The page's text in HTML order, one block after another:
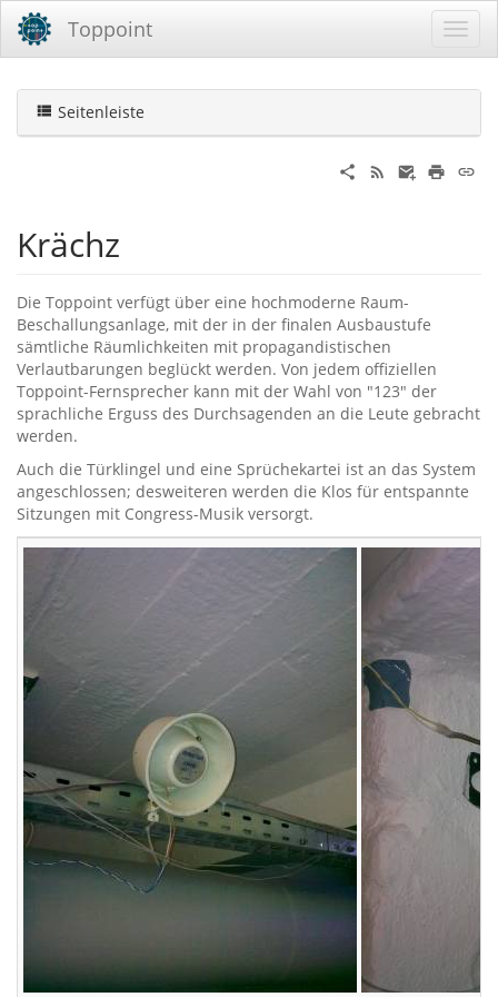
Toppoint
Seitenleiste
Krächz
Die Toppoint verfügt über eine hochmoderne Raum-
Beschallungsanlage, mit der in der finalen Ausbaustufe
sämtliche Räumlichkeiten mit propagandistischen
Verlautbarungen beglückt werden. Von jedem offiziellen
Toppoint-Fernsprecher kann mit der Wahl von "123" der
sprachliche Erguss des Durchsagenden an die Leute gebracht
werden.
Auch die Türklingel und eine Sprüchekartei ist an das System
angeschlossen; desweiteren werden die Klos für entspannte
Sitzungen mit Congress-Musik versorgt.